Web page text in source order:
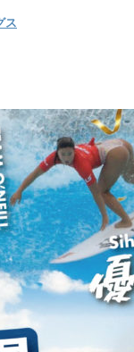
ス